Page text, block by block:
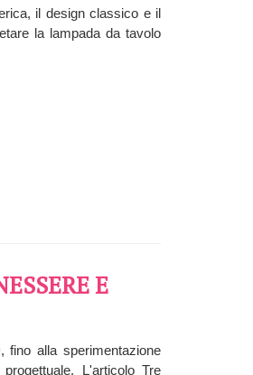
il design classico e il
la lampada da tavolo
E
alla sperimentazione
L'articolo Tre